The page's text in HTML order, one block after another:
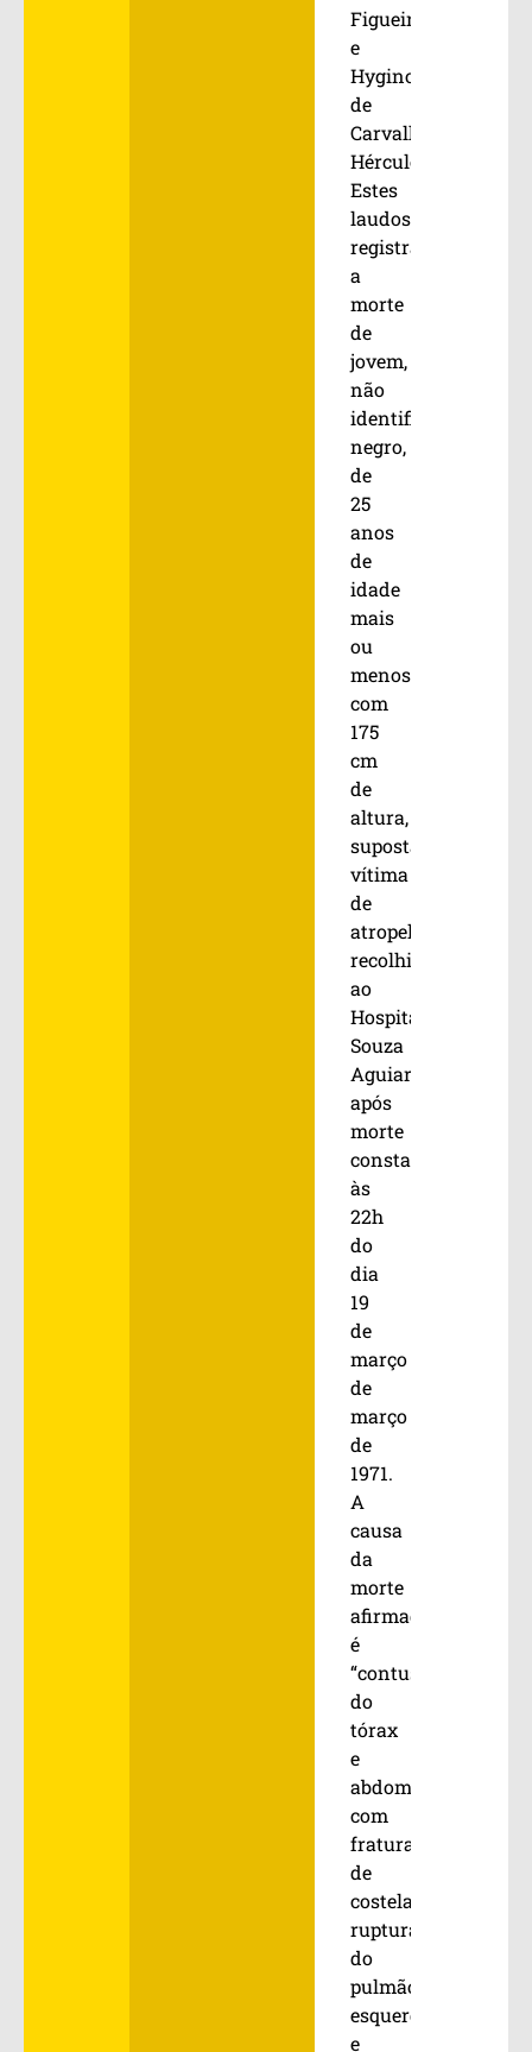
Figueiredo
e
Hygino
de
Carvalho
Hércules.
Estes
laudos
registram
a
morte
de
jovem,
não
identificado,
negro,
de
25
anos
de
idade
mais
ou
menos,
com
175
cm
de
altura,
suposta
vítima
de
atropelamento
recolhida
ao
Hospital
Souza
Aguiar,
após
morte
constatada
às
22h
do
dia
19
de
março
de
março
de
1971.
A
causa
da
morte
afirmada
é
“contusão
do
tórax
e
abdome
com
fratura
de
costelas,
ruptura
do
pulmão
esquerdo
e